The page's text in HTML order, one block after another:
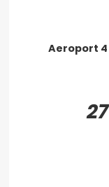
Aeroport